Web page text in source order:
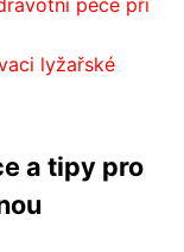
péče při
lyžařské
a tipy pro